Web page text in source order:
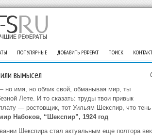
ПОПУЛЯРНЫЕ ДОБАВИТЬ РЕФЕРАТ ПОИСК
вымысел
но имя, но облик свой, обманывая мир, ты
Лете. И то сказать: труды твои привык
— ростовщик, тот Уильям Шекспир, что тень
Набоков, “Шекспир”, 1924 год
Шекспира стал актуальным еще полтора